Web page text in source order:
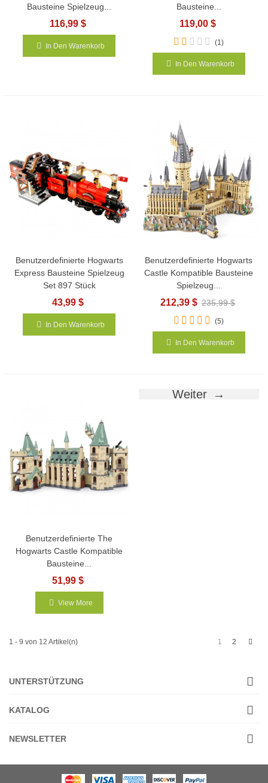
Bausteine Spielzeug...
116,99 $
In Den Warenkorb
Bausteine...
119,00 $
(1)
In Den Warenkorb
Benutzerdefinierte Hogwarts
Express Bausteine Spielzeug
Set 897 Stück
43,99 $
In Den Warenkorb
Benutzerdefinierte Hogwarts
Castle Kompatible Bausteine
Spielzeug...
212,39 $ 235,99 $
(5)
In Den Warenkorb
Benutzerdefinierte The
Hogwarts Castle Kompatible
Bausteine...
51,99 $
View More
Weiter
1 - 9 von 12 Artikel(n) 1 2
UNTERSTÜTZUNG
KATALOG
NEWSLETTER